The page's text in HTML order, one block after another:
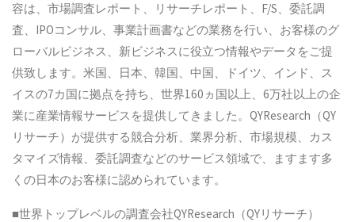
容は、市場調査レポート、リサーチレポート、F/S、委託調
査、IPOコンサル、事業計画書などの業務を行い、お客様のグ
ローバルビジネス、新ビジネスに役立つ情報やデータをご提
供致します。米国、日本、韓国、中国、ドイツ、インド、ス
イスの7カ国に拠点を持ち、世界160ヵ国以上、6万社以上の企
業に産業情報サービスを提供してきました。QYResearch（QY
リサーチ）が提供する競合分析、業界分析、市場規模、カス
タマイズ情報、委託調査などのサービス領域で、ますます多
くの日本のお客様に認められています。
■世界トップレベルの調査会社QYResearch（QYリサーチ）